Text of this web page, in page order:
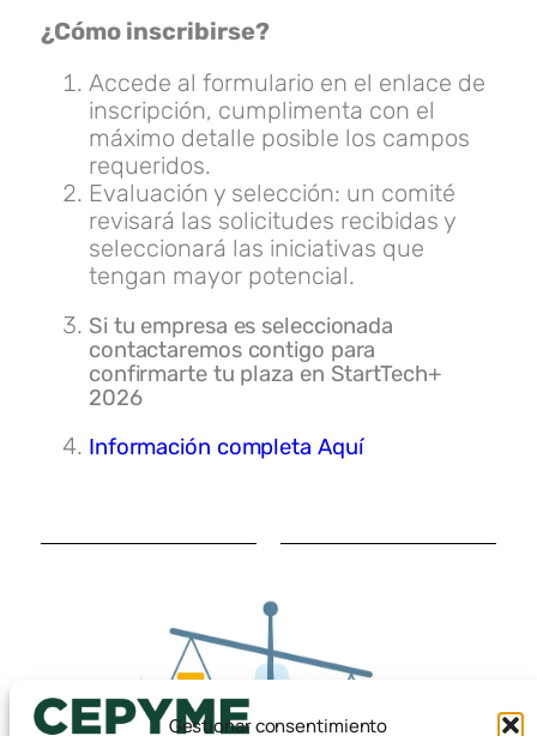
Gestionar consentimiento
¿Cómo inscribirse?
Accede al formulario en el enlace de
inscripción, cumplimenta con el
máximo detalle posible los campos
requeridos.
Evaluación y selección: un comité
revisará las solicitudes recibidas y
seleccionará las iniciativas que
tengan mayor potencial.
Si tu empresa es seleccionada
contactaremos contigo para
confirmarte tu plaza en StartTech+
2026
Información completa Aquí